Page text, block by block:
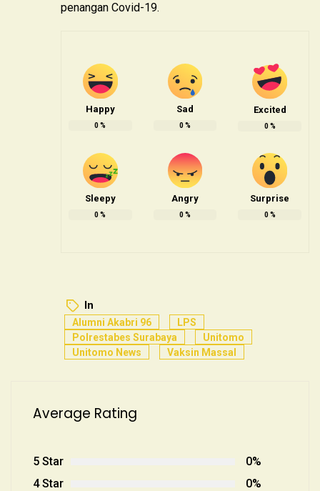
penangan Covid-19.
Happy
0%
Sad
0%
Excited
0%
Sleepy
0%
Angry
0%
Surprise
0%
In
Alumni Akabri 96
LPS
Polrestabes Surabaya
Unitomo
Unitomo News
Vaksin Massal
Average Rating
5 Star
0%
4 Star
0%